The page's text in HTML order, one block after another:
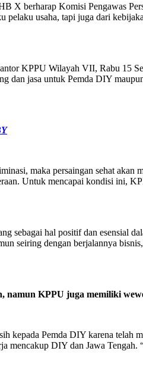
X berharap Komisi Pengawas
pelaku usaha, tapi juga dari
KPPU Wilayah VII, Rabu 15
dan jasa untuk Pemda DIY
maka persaingan sehat
Untuk mencapai kondisi ini,
sebagai hal positif dan esensial
seiring dengan berjalannya
namun KPPU juga memiliki
Pemda DIY karena telah
DIY dan Jawa Tengah.